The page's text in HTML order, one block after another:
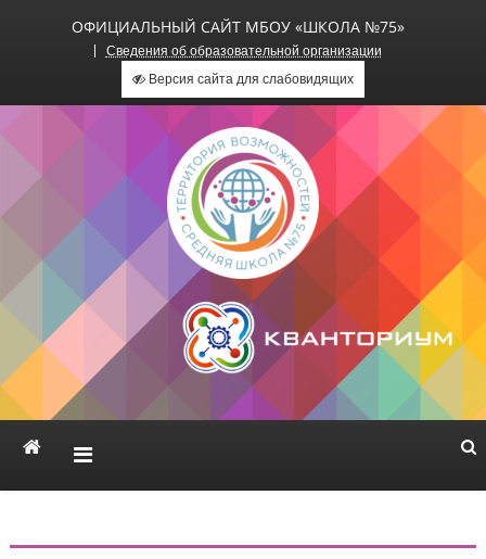
ОФИЦИАЛЬНЫЙ САЙТ МБОУ «ШКОЛА №75»
Сведения об образовательной организации
Версия сайта для слабовидящих
Официальный сайт МБОУ
«Школа №75»